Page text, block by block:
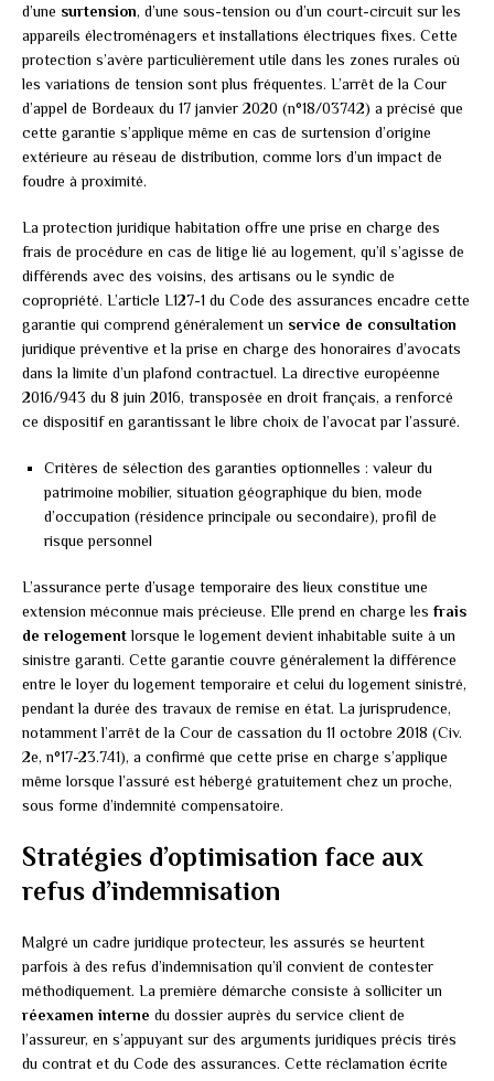
d’une surtension, d’une sous-tension ou d’un court-circuit sur les
appareils électroménagers et installations électriques fixes. Cette
protection s’avère particulièrement utile dans les zones rurales où
les variations de tension sont plus fréquentes. L’arrêt de la Cour
d’appel de Bordeaux du 17 janvier 2020 (n°18/03742) a précisé que
cette garantie s’applique même en cas de surtension d’origine
extérieure au réseau de distribution, comme lors d’un impact de
foudre à proximité.
La protection juridique habitation offre une prise en charge des
frais de procédure en cas de litige lié au logement, qu’il s’agisse de
différends avec des voisins, des artisans ou le syndic de
copropriété. L’article L127-1 du Code des assurances encadre cette
garantie qui comprend généralement un service de consultation
juridique préventive et la prise en charge des honoraires d’avocats
dans la limite d’un plafond contractuel. La directive européenne
2016/943 du 8 juin 2016, transposée en droit français, a renforcé
ce dispositif en garantissant le libre choix de l’avocat par l’assuré.
Critères de sélection des garanties optionnelles : valeur du
patrimoine mobilier, situation géographique du bien, mode
d’occupation (résidence principale ou secondaire), profil de
risque personnel
L’assurance perte d’usage temporaire des lieux constitue une
extension méconnue mais précieuse. Elle prend en charge les frais
de relogementlorsque le logement devient inhabitable suite à un
sinistre garanti. Cette garantie couvre généralement la différence
entre le loyer du logement temporaire et celui du logement sinistré,
pendant la durée des travaux de remise en état. La jurisprudence,
notamment l’arrêt de la Cour de cassation du 11 octobre 2018 (Civ.
2e, n°17-23.741), a confirmé que cette prise en charge s’applique
même lorsque l’assuré est hébergé gratuitement chez un proche,
sous forme d’indemnité compensatoire.
Stratégies d’optimisation face aux
refus d’indemnisation
Malgré un cadre juridique protecteur, les assurés se heurtent
parfois à des refus d’indemnisation qu’il convient de contester
méthodiquement. La première démarche consiste à solliciter un
réexamen interne du dossier auprès du service client de
l’assureur, en s’appuyant sur des arguments juridiques précis tirés
du contrat et du Code des assurances. Cette réclamation écrite